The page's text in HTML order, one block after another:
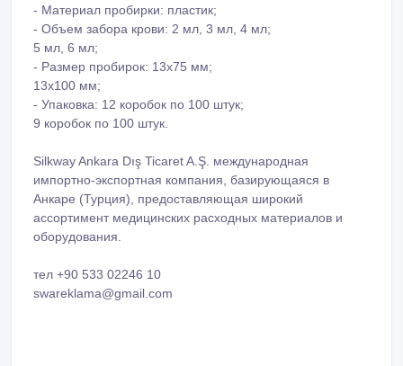
- Материал пробирки: пластик;
- Объем забора крови: 2 мл, 3 мл, 4 мл;
5 мл, 6 мл;
- Размер пробирок: 13x75 мм;
13x100 мм;
- Упаковка: 12 коробок по 100 штук;
9 коробок по 100 штук.
Silkway Ankara Dış Ticaret A.Ş. международная
импортно-экспортная компания, базирующаяся в
Анкаре (Турция), предоставляющая широкий
ассортимент медицинских расходных материалов и
оборудования.
тел +90 533 02246 10
swareklama@gmail.com